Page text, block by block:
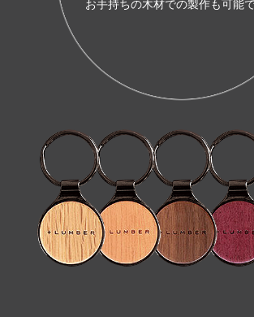
お手持ちの木材での製作も可能で